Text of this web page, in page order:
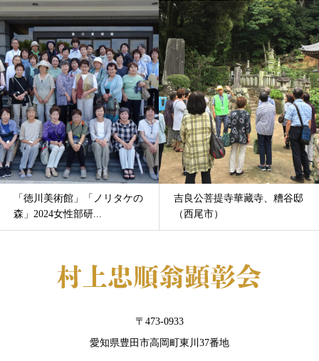
「徳川美術館」「ノリタケの
森」2024女性部研...
吉良公菩提寺華藏寺、糟谷邸
（西尾市）
〒473-0933
愛知県豊田市高岡町東川37番地